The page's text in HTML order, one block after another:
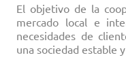
El objetivo de la
mercado local e
necesidades de
una sociedad estable